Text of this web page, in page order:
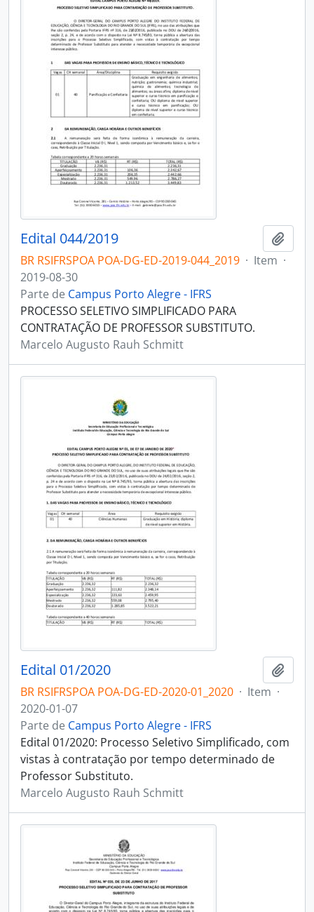
Edital 044/2019
BR RSIFRSPOA POA-DG-ED-2019-044_2019 · Item ·
2019-08-30
Parte de Campus Porto Alegre - IFRS
PROCESSO SELETIVO SIMPLIFICADO PARA
CONTRATAÇÃO DE PROFESSOR SUBSTITUTO.
Marcelo Augusto Rauh Schmitt
Edital 01/2020
BR RSIFRSPOA POA-DG-ED-2020-01_2020 · Item ·
2020-01-07
Parte de Campus Porto Alegre - IFRS
Edital 01/2020: Processo Seletivo Simplificado, com
vistas à contratação por tempo determinado de
Professor Substituto.
Marcelo Augusto Rauh Schmitt